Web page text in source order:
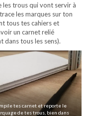
les trous qui vont servir à
les marques sur ton
tous tes cahiers et
un carnet relié
dans tous les sens).
tes carnet et reporte le
de tes trous, bien dans